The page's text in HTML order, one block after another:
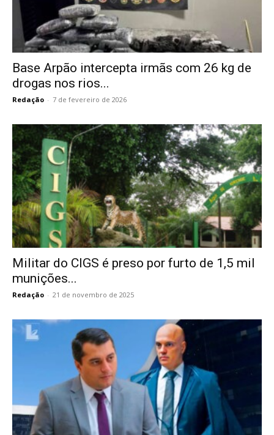
Base Arpão intercepta irmãs com 26 kg de
drogas nos rios...
Redação - 7 de fevereiro de 2026
Militar do CIGS é preso por furto de 1,5 mil
munições...
Redação - 21 de novembro de 2025